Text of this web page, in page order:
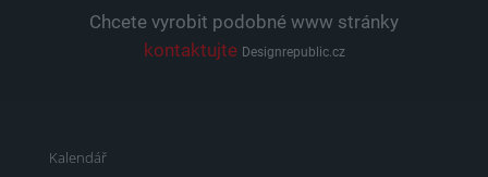
Chcete vyrobit podobné www stránky
kontaktujte Designrepublic.cz
Kalendář